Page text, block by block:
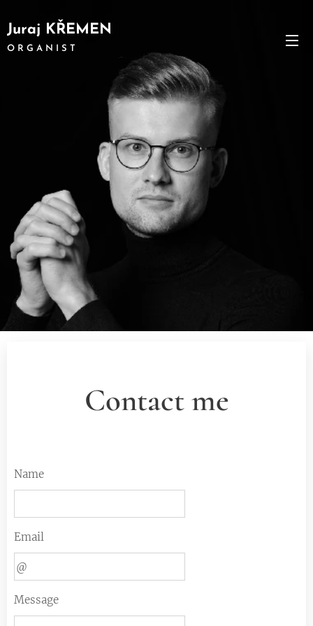
Juraj KŘEMEN
O R G A N I S T
Contact me
Name
Email
Message